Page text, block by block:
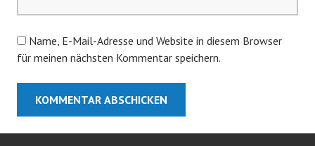
Name, E-Mail-Adresse und Website in diesem Browser
für meinen nächsten Kommentar speichern.